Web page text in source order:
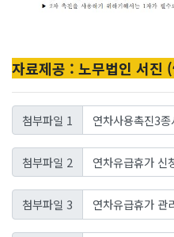
자료제공 : 노무법인 서
첨부파일 1 연차사용촉진3
첨부파일 2 연차유급휴가
첨부파일 3 연차유급휴가